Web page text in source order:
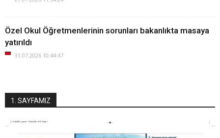
Özel Okul Öğretmenlerinin sorunları bakanlıkta masaya
yatırıldı
31.07.2026 10:44:47
1. SAYFAMIZ